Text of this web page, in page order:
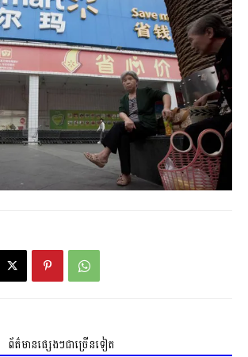
ព័ត៌មានផ្សេងៗជាច្រើនទៀត